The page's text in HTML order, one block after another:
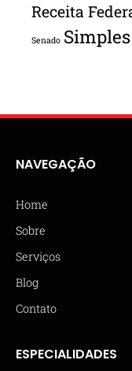
Receita
Senado
NAVEGAÇÃO
Home
Sobre
Serviços
Blog
Contato
ESPECIALIDADES